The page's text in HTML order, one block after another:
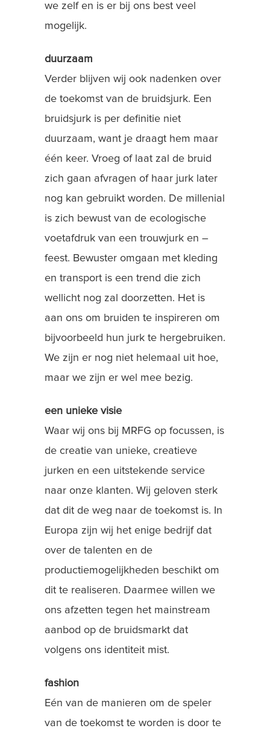
we zelf en is er bij ons best veel
mogelijk.
duurzaam
Verder blijven wij ook nadenken over
de toekomst van de bruidsjurk. Een
bruidsjurk is per definitie niet
duurzaam, want je draagt hem maar
één keer. Vroeg of laat zal de bruid
zich gaan afvragen of haar jurk later
nog kan gebruikt worden. De millenial
is zich bewust van de ecologische
voetafdruk van een trouwjurk en –
feest. Bewuster omgaan met kleding
en transport is een trend die zich
wellicht nog zal doorzetten. Het is
aan ons om bruiden te inspireren om
bijvoorbeeld hun jurk te hergebruiken.
We zijn er nog niet helemaal uit hoe,
maar we zijn er wel mee bezig.
een unieke visie
Waar wij ons bij MRFG op focussen, is
de creatie van unieke, creatieve
jurken en een uitstekende service
naar onze klanten. Wij geloven sterk
dat dit de weg naar de toekomst is. In
Europa zijn wij het enige bedrijf dat
over de talenten en de
productiemogelijkheden beschikt om
dit te realiseren. Daarmee willen we
ons afzetten tegen het mainstream
aanbod op de bruidsmarkt dat
volgens ons identiteit mist.
fashion
Eén van de manieren om de speler
van de toekomst te worden is door te